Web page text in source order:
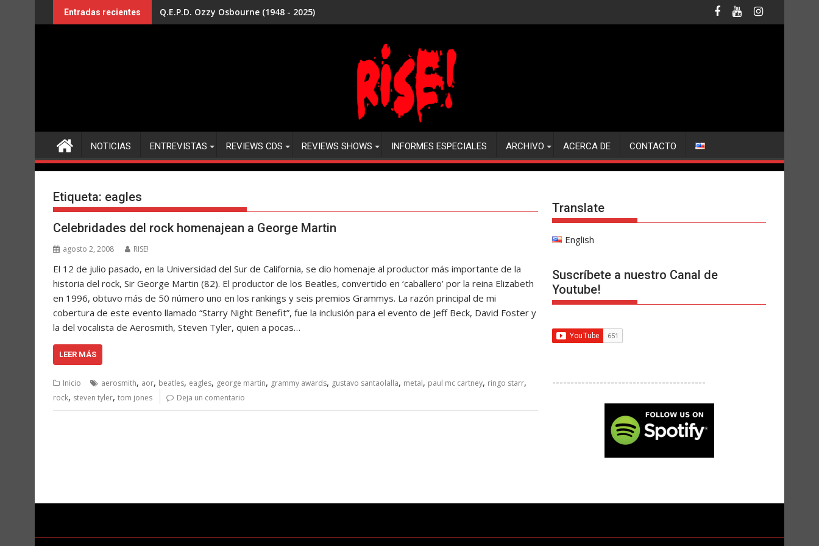
al
Entradas recientes Q.E.P.D. Ozzy Osbourne (1948 - 2025)
NOTICIAS ENTREVISTAS REVIEWS CDS REVIEWS SHOWS INFORMES ESPECIALES ARCHIVO ACERCA DE CONTACTO
Etiqueta: eagles
Celebridades del rock homenajean a George Martin
agosto 2, 2008 RISE!
El 12 de julio pasado, en la Universidad del Sur de California, se dio homenaje al productor más importante de la
historia del rock, Sir George Martin (82). El productor de los Beatles, convertido en ‘caballero’ por la reina Elizabeth
en 1996, obtuvo más de 50 número uno en los rankings y seis premios Grammys. La razón principal de mi
cobertura de este evento llamado “Starry Night Benefit”, fue la inclusión para el evento de Jeff Beck, David Foster y
la del vocalista de Aerosmith, Steven Tyler, quien a pocas…
LEER MÁS
Inicio aerosmith, aor, beatles, eagles, george martin, grammy awards, gustavo santaolalla, metal, paul mc cartney, ringo starr,
rock, steven tyler, tom jones Deja un comentario
Translate
English
Suscríbete a nuestro Canal de
Youtube!
------------------------------------------